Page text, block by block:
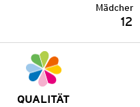
QUALITÄT